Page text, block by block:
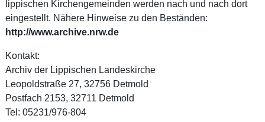
lippischen Kirchengemeinden werden nach und nach dort
eingestellt. Nähere Hinweise zu den Beständen:
http://www.archive.nrw.de
Kontakt:
Archiv der Lippischen Landeskirche
Leopoldstraße 27, 32756 Detmold
Postfach 2153, 32711 Detmold
Tel: 05231/976-804